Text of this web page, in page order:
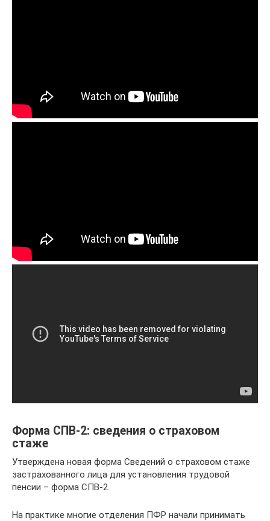
Форма СПВ-2: сведения о страховом
стаже
Утверждена новая форма Сведений о страховом стаже
застрахованного лица для установления трудовой
пенсии – форма СПВ-2.
На практике многие отделения ПФР начали принимать